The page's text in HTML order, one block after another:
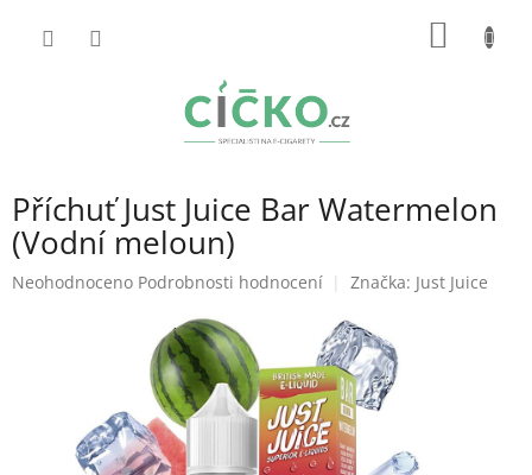
Příchuť Just Juice Bar Watermelon
(Vodní meloun)
Průměrné
hvězdiček.
Neohodnoceno Podrobnosti hodnocení Značka: Just Juice